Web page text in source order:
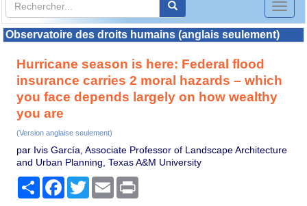
Toggle
Observatoire des droits humains (anglais seulement)
Hurricane season is here: Federal flood
insurance carries 2 moral hazards – which
you face depends largely on how wealthy
you are
(Version anglaise seulement)
par Ivis García, Associate Professor of Landscape Architecture
and Urban Planning, Texas A&M University
PartagerFacebook
TwitterEmail